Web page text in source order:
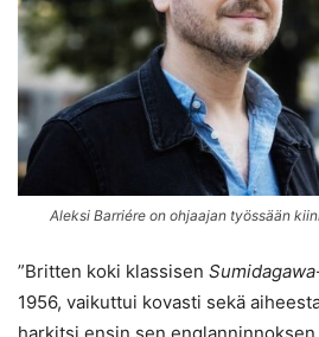
Aleksi Barriére on ohjaajan työssään
”Britten koki klassisen Sumidagawa
1956, vaikuttui kovasti sekä
harkitsi ensin sen